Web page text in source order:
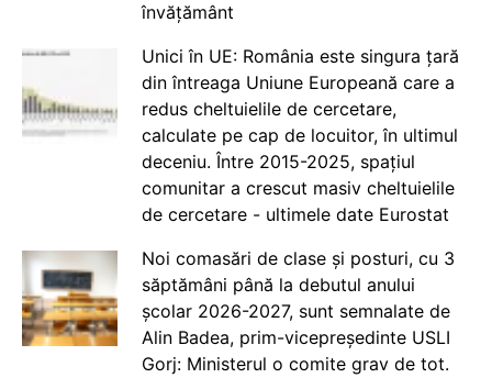
învățământ
Unici în UE: România este singura țară
din întreaga Uniune Europeană care a
redus cheltuielile de cercetare,
calculate pe cap de locuitor, în ultimul
deceniu. Între 2015-2025, spațiul
comunitar a crescut masiv cheltuielile
de cercetare - ultimele date Eurostat
Noi comasări de clase și posturi, cu 3
săptămâni până la debutul anului
școlar 2026-2027, sunt semnalate de
Alin Badea, prim-vicepreședinte USLI
Gorj: Ministerul o comite grav de tot.